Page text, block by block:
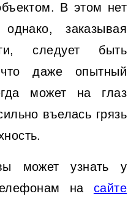
В этом нет
заказывая
следует быть
даже опытный
может на глаз
въелась грязь
может узнать у
на сайте